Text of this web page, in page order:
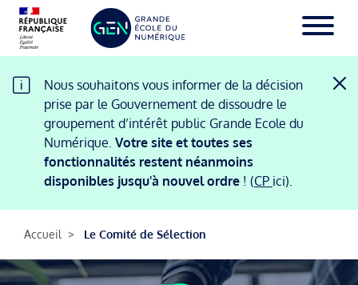
Aller
contenu
Nous souhaitons vous informer de la décision
prise par le Gouvernement de dissoudre le
groupement d’intérêt public Grande Ecole du
Numérique. Votre site et toutes ses
fonctionnalités restent néanmoins
disponibles jusqu'à nouvel ordre ! (CP ici).
Accueil Le Comité de Sélection